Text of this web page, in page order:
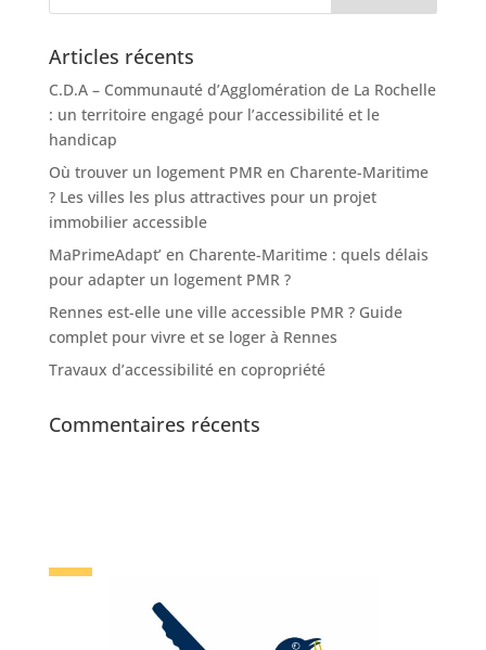
Articles récents
C.D.A – Communauté d’Agglomération de La Rochelle
: un territoire engagé pour l’accessibilité et le
handicap
Où trouver un logement PMR en Charente-Maritime
? Les villes les plus attractives pour un projet
immobilier accessible
MaPrimeAdapt’ en Charente-Maritime : quels délais
pour adapter un logement PMR ?
Rennes est-elle une ville accessible PMR ? Guide
complet pour vivre et se loger à Rennes
Travaux d’accessibilité en copropriété
Commentaires récents